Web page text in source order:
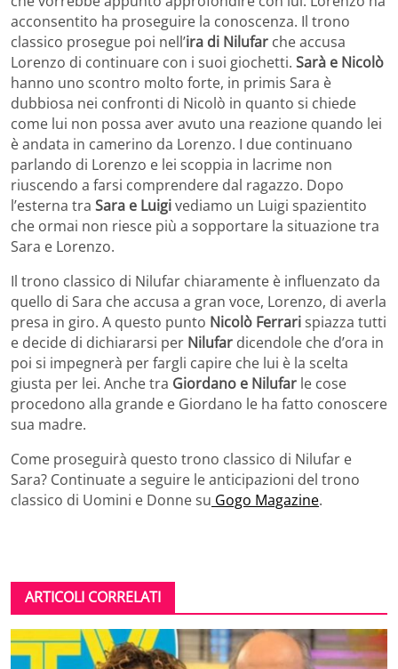
acconsentito ha proseguire la conoscenza. Il trono
classico prosegue poi nell’ira di Nilufar che accusa
Lorenzo di continuare con i suoi giochetti. Sarà e Nicolò
hanno uno scontro molto forte, in primis Sara è
dubbiosa nei confronti di Nicolò in quanto si chiede
come lui non possa aver avuto una reazione quando lei
è andata in camerino da Lorenzo. I due continuano
parlando di Lorenzo e lei scoppia in lacrime non
riuscendo a farsi comprendere dal ragazzo. Dopo
l’esterna tra Sara e Luigivediamo un Luigi spazientito
che ormai non riesce più a sopportare la situazione tra
Sara e Lorenzo.
Il trono classico di Nilufar chiaramente è influenzato da
quello di Sara che accusa a gran voce, Lorenzo, di averla
presa in giro. A questo punto Nicolò Ferrarispiazza tutti
e decide di dichiararsi per Nilufar dicendole che d’ora in
poi si impegnerà per fargli capire che lui è la scelta
giusta per lei. Anche tra Giordano e Nilufar le cose
procedono alla grande e Giordano le ha fatto conoscere
sua madre.
Come proseguirà questo trono classico di Nilufar e
Sara? Continuate a seguire le anticipazioni del trono
classico di Uomini e Donne su Gogo Magazine.
ARTICOLI CORRELATI